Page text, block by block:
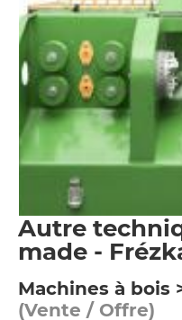
Autre
made -
Machines à bois
(Vente / Offre)